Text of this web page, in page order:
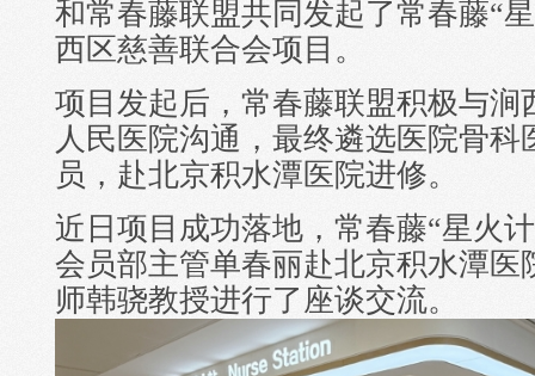
和常春藤联盟共同发起了常春藤“
西区慈善联合会项目。
项目发起后，常春藤联盟积极与涧
人民医院沟通，最终遴选医院骨
员，赴北京积水潭医院进修。
近日项目成功落地，常春藤“星火
会员部主管单春丽赴北京积水潭医
师韩骁教授进行了座谈交流。